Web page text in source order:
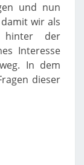
und nun
wir als
hinter der
Interesse
In dem
dieser